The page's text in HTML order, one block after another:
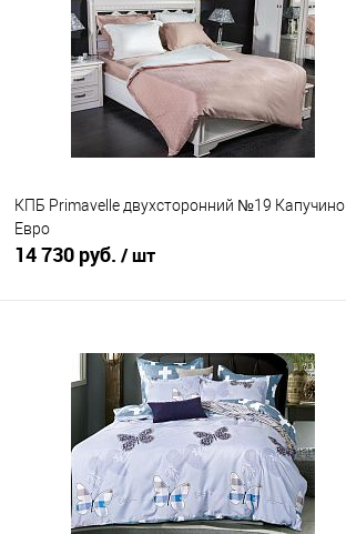
КПБ Primavelle двухсторонний №19 Капучино
Евро
14 730 руб. / шт
Купить в 1 клик
Сравнение
В избранное
В наличии